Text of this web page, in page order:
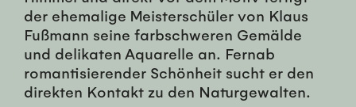
der ehemalige Meisterschüler von Klaus
Fußmann seine farbschweren Gemälde
und delikaten Aquarelle an. Fernab
romantisierender Schönheit sucht er den
direkten Kontakt zu den Naturgewalten.